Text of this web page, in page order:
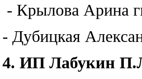
- Крылова Арина
- Дубицкая
4. ИП Лабукин